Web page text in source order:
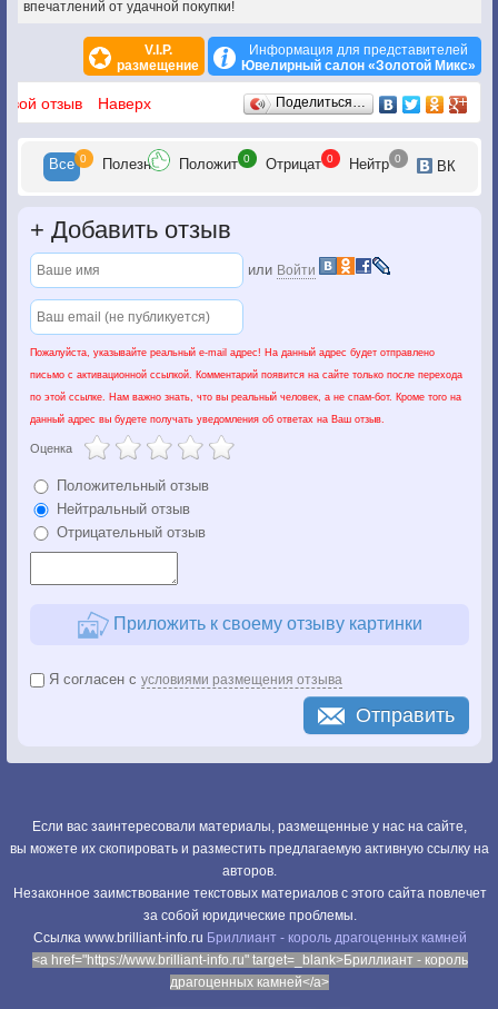
впечатлений от удачной покупки!
V.I.P.
размещение
Информация для представителей
Ювелирный салон «Золотой Микс»
Отзывы
отзыв Наверх Поделиться…
Все 0 Полезн Положит 0 Отрицат 0 Нейтр 0 ВК
+ Добавить отзыв
или Войти
Пожалуйста, указывайте реальный e-mail адрес! На данный адрес будет отправлено
письмо с активационной ссылкой. Комментарий появится на сайте только после перехода
по этой ссылке. Нам важно знать, что вы реальный человек, а не спам-бот. Кроме того на
данный адрес вы будете получать уведомления об ответах на Ваш отзыв.
Оценка
Положительный отзыв
Нейтральный отзыв
Отрицательный отзыв
Приложить к своему отзыву картинки
Я согласен с условиями размещения отзыва
Отправить
Если вас заинтересовали материалы, размещенные у нас на сайте,
вы можете их скопировать и разместить предлагаемую активную ссылку на
авторов.
Незаконное заимствование текстовых материалов с этого сайта повлечет
за собой юридические проблемы.
Cсылка www.brilliant-info.ru Бриллиант - король драгоценных камней
<a href="https://www.brilliant-info.ru" target=_blank>Бриллиант - король
драгоценных камней</a>